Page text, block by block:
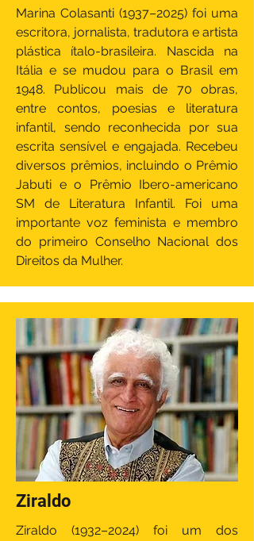
Marina Colasanti (1937–2025) foi uma
escritora, jornalista, tradutora e artista
plástica ítalo-brasileira. Nascida na
Itália e se mudou para o Brasil em
1948. Publicou mais de 70 obras,
entre contos, poesias e literatura
infantil, sendo reconhecida por sua
escrita sensível e engajada. Recebeu
diversos prêmios, incluindo o Prêmio
Jabuti e o Prêmio Ibero-americano
SM de Literatura Infantil. Foi uma
importante voz feminista e membro
do primeiro Conselho Nacional dos
Direitos da Mulher.
Ziraldo
Ziraldo (1932–2024) foi um dos